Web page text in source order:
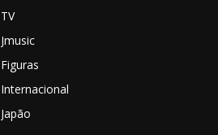
TV
Jmusic
Figuras
Internacional
Japão